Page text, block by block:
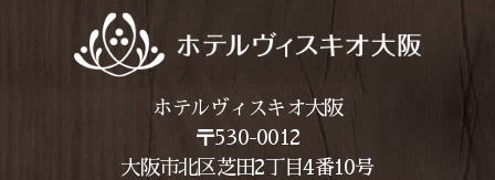
ホテルヴィスキオ大阪
〒530-0012
大阪市北区芝田2丁目4番10号